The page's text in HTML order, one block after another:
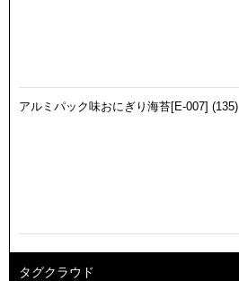
アルミパック味おにぎり海苔[E-007] (135)
タグクラウド